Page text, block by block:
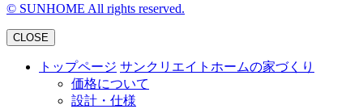
© SUNHOME All rights reserved.
CLOSE
トップページ サンクリエイトホームの家づくり
価格について
設計・仕様